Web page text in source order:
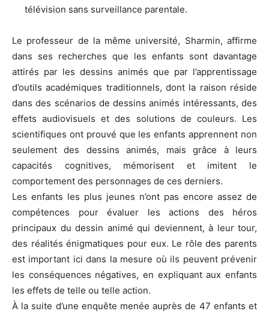
télévision sans surveillance parentale.
Le professeur de la même université, Sharmin, affirme
dans ses recherches que les enfants sont davantage
attirés par les dessins animés que par l’apprentissage
d’outils académiques traditionnels, dont la raison réside
dans des scénarios de dessins animés intéressants, des
effets audiovisuels et des solutions de couleurs. Les
scientifiques ont prouvé que les enfants apprennent non
seulement des dessins animés, mais grâce à leurs
capacités cognitives, mémorisent et imitent le
comportement des personnages de ces derniers.
Les enfants les plus jeunes n’ont pas encore assez de
compétences pour évaluer les actions des héros
principaux du dessin animé qui deviennent, à leur tour,
des réalités énigmatiques pour eux. Le rôle des parents
est important ici dans la mesure où ils peuvent prévenir
les conséquences négatives, en expliquant aux enfants
les effets de telle ou telle action.
À la suite d’une enquête menée auprès de 47 enfants et